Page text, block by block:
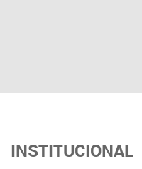
INSTITUCIONAL